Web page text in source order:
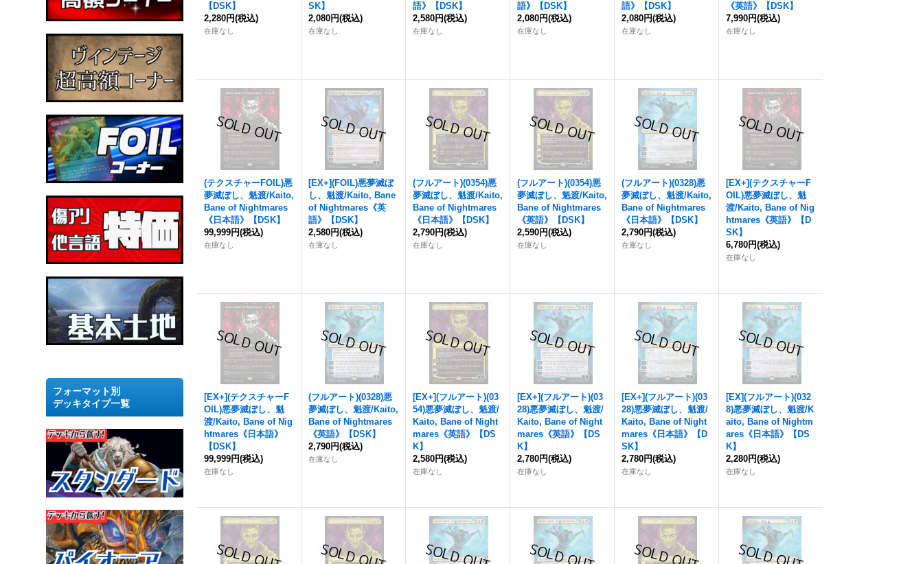
フォーマット別
デッキタイプ一覧
【DSK】
2,280円(税込)
在庫なし
SK】
2,080円(税込)
在庫なし
語》【DSK】
2,580円(税込)
在庫なし
語》【DSK】
2,080円(税込)
在庫なし
語》【DSK】
2,080円(税込)
在庫なし
《英語》【DSK】
7,990円(税込)
在庫なし
(テクスチャーFOIL)悪
夢滅ぼし、魁渡/Kaito,
Bane of Nightmares
《日本語》【DSK】
99,999円(税込)
在庫なし
[EX+](FOIL)悪夢滅ぼ
し、魁渡/Kaito, Bane
of Nightmares《英
語》【DSK】
2,580円(税込)
在庫なし
(フルアート)(0354)悪
夢滅ぼし、魁渡/Kaito,
Bane of Nightmares
《日本語》【DSK】
2,790円(税込)
在庫なし
(フルアート)(0354)悪
夢滅ぼし、魁渡/Kaito,
Bane of Nightmares
《英語》【DSK】
2,590円(税込)
在庫なし
(フルアート)(0328)悪
夢滅ぼし、魁渡/Kaito,
Bane of Nightmares
《日本語》【DSK】
2,790円(税込)
在庫なし
[EX+](テクスチャーF
OIL)悪夢滅ぼし、魁
渡/Kaito, Bane of Nig
htmares《英語》【D
SK】
6,780円(税込)
在庫なし
[EX+](テクスチャーF
OIL)悪夢滅ぼし、魁
渡/Kaito, Bane of Nig
htmares《日本語》
【DSK】
99,999円(税込)
在庫なし
(フルアート)(0328)悪
夢滅ぼし、魁渡/Kaito,
Bane of Nightmares
《英語》【DSK】
2,790円(税込)
在庫なし
[EX+](フルアート)(03
54)悪夢滅ぼし、魁渡/
Kaito, Bane of Night
mares《英語》【DS
K】
2,580円(税込)
在庫なし
[EX+](フルアート)(03
28)悪夢滅ぼし、魁渡/
Kaito, Bane of Night
mares《英語》【DS
K】
2,780円(税込)
在庫なし
[EX+](フルアート)(03
28)悪夢滅ぼし、魁渡/
Kaito, Bane of Night
mares《日本語》【D
SK】
2,780円(税込)
在庫なし
[EX](フルアート)(032
8)悪夢滅ぼし、魁渡/K
aito, Bane of Nightm
ares《日本語》【DS
K】
2,280円(税込)
在庫なし